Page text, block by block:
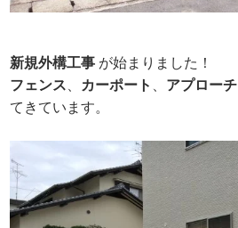
新規外構工事 が始まりました！
フェンス
カーポート アプローチ
てきています。